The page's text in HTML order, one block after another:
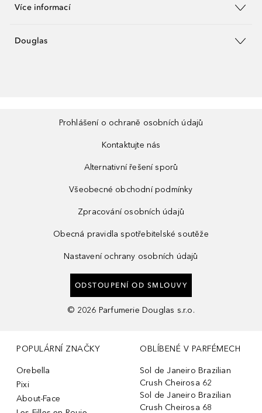
Více informací
Douglas
Prohlášení o ochraně osobních údajů
Kontaktujte nás
Alternativní řešení sporů
Všeobecné obchodní podmínky
Zpracování osobních údajů
Obecná pravidla spotřebitelské soutěže
Nastavení ochrany osobních údajů
ODSTOUPENÍ OD SMLOUVY
© 2026 Parfumerie Douglas s.r.o.
POPULÁRNÍ ZNAČKY
Orebella
Pixi
About-Face
OBLÍBENÉ V PARFÉMECH
Sol de Janeiro Brazilian
Crush Cheirosa 62
Sol de Janeiro Brazilian
Crush Cheirosa 68